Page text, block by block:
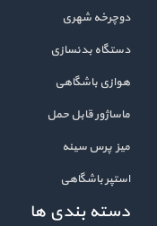
دوچرخه شهری
دستگاه بدنسازی
هوازی باشگاهی
ماساژور قابل حمل
میز پرس سینه
استپر باشگاهی
دسته بندی ها